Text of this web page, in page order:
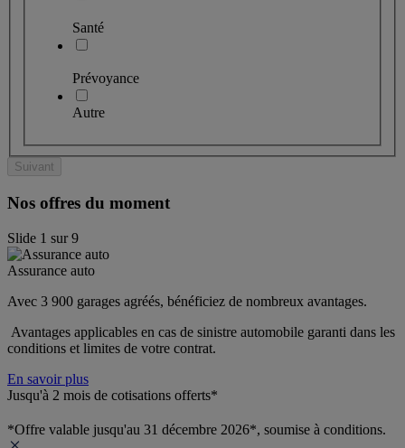
Santé
Prévoyance
Autre
Suivant
Nos offres du moment
Slide 1 sur9
Assurance auto
Avec 3 900 garages agréés, bénéficiez de nombreux avantages.
Avantages applicables en cas de sinistre automobile garanti dans les
conditions et limites de votre contrat.
En savoir plus
Jusqu'à 2 mois de cotisations offerts*
*Offre valable jusqu'au 31 décembre 2026*, soumise à conditions.